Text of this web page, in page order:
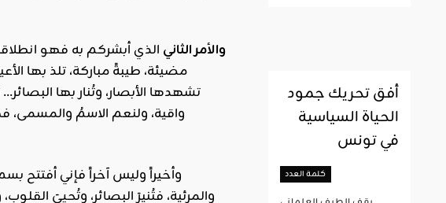
والأمر الثاني الذي أبشركم به فهو
مضيئة، طيبةً مباركة، تلذ بها
تشهدها الأبصار، وتُنار بها
واقية، ولنعم الاسمُ والمسمى،
وأخيراً وليس آخراً فإني أفتتح
والمرئية، فتُنيرَ البصائر، وتُحييَ
أفق تحريك جمود
الحياة السياسية
في تونس
كلمة العدد